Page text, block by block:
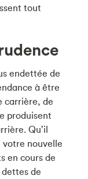
tout
endettée de
à être
carrière, de
produisent
Qu’il
votre nouvelle
en cours de
de